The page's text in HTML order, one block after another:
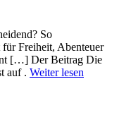
So
für Freiheit, Abenteuer
[…] Der Beitrag Die
auf . Weiter lesen